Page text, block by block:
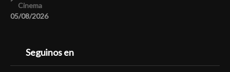
Cinema
05/08/2026
Seguinos en